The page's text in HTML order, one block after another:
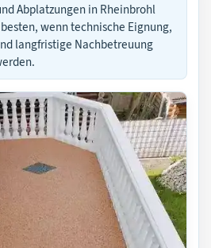
Abplatzungen in Rheinbrohl
wenn technische Eignung,
langfristige Nachbetreuung